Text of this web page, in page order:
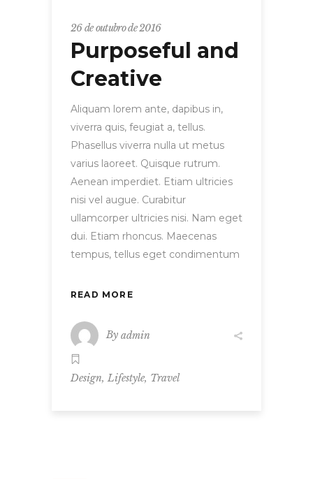
26 de outubro de 2016
Purposeful and
Creative
Aliquam lorem ante, dapibus in,
viverra quis, feugiat a, tellus.
Phasellus viverra nulla ut metus
varius laoreet. Quisque rutrum.
Aenean imperdiet. Etiam ultricies
nisi vel augue. Curabitur
ullamcorper ultricies nisi. Nam eget
dui. Etiam rhoncus. Maecenas
tempus, tellus eget condimentum
READ MORE
By admin
Design, Lifestyle, Travel